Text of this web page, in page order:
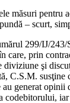
măsuri
– scurt,
299/IJ/
prin
şi
generat